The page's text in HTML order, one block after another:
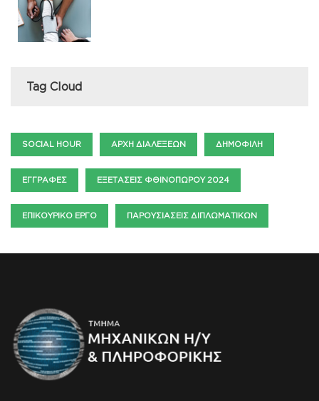
Tag Cloud
SOCIAL HOUR ΑΡΧΉ ΔΙΑΛΈΞΕΩΝ ΔΗΜΟΦΙΛΉ
ΕΓΓΡΑΦΈΣ ΕΞΕΤΆΣΕΙΣ ΦΘΙΝΟΠΏΡΟΥ 2024
ΕΠΙΚΟΥΡΙΚΌ ΈΡΓΟ ΠΑΡΟΥΣΙΆΣΕΙΣ ΔΙΠΛΩΜΑΤΙΚΏΝ